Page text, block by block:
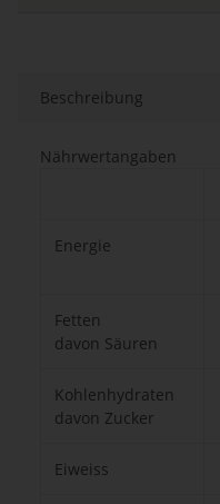
Beschreibung
Nährwertangaben
Energie
Fetten
davon Säuren
Kohlenhydraten
davon Zucker
Eiweiss